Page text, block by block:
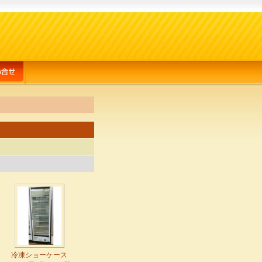
冷凍ショーケース